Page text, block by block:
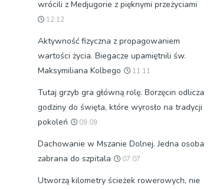
wrócili z Medjugorie z pięknymi przeżyciami
12:12
Aktywność fizyczna z propagowaniem
wartości życia. Biegacze upamiętnili św.
Maksymiliana Kolbego
11:11
Tutaj grzyb gra główną rolę. Borzęcin odlicza
godziny do święta, które wyrosło na tradycji
pokoleń
09:09
Dachowanie w Mszanie Dolnej. Jedna osoba
zabrana do szpitala
07:07
Utworzą kilometry ścieżek rowerowych, nie